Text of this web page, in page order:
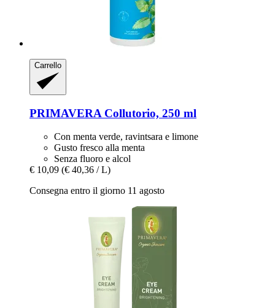
Carrello
PRIMAVERA Collutorio, 250 ml
Con menta verde, ravintsara e limone
Gusto fresco alla menta
Senza fluoro e alcol
€ 10,09 (€ 40,36 / L)
Consegna entro il giorno 11 agosto